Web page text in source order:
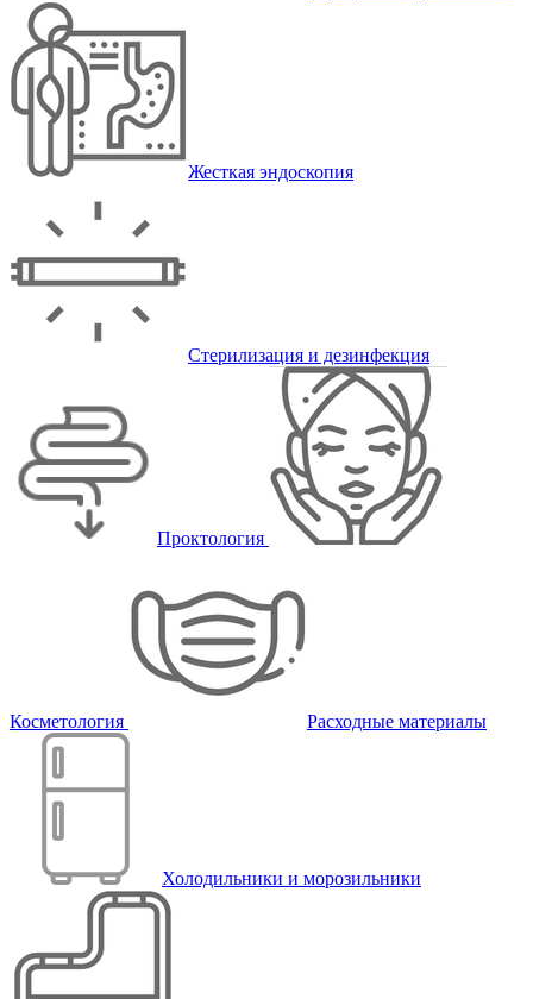
Жесткая эндоскопия
Стерилизация и дезинфекция
Проктология
Косметология Расходные материалы
Холодильники и морозильники